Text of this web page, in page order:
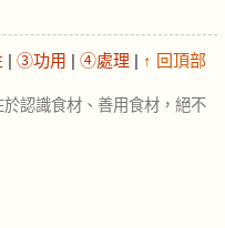
| ③功用 | ④處理 | ↑ 回頂部
認識食材、善用食材，絕不